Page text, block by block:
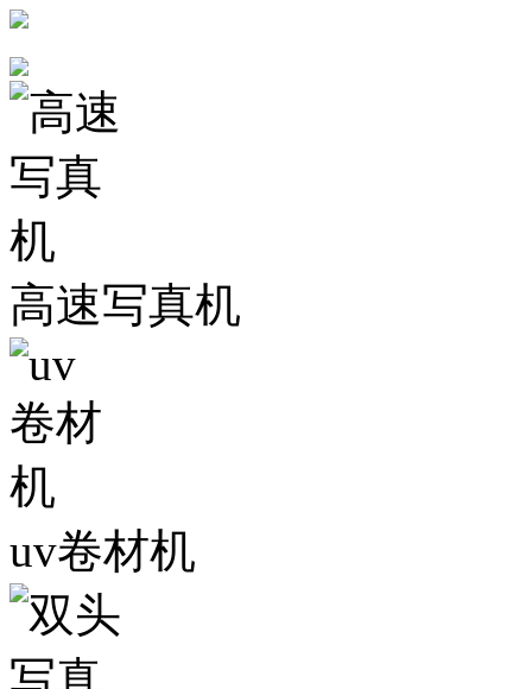
高速写真机
uv卷材机